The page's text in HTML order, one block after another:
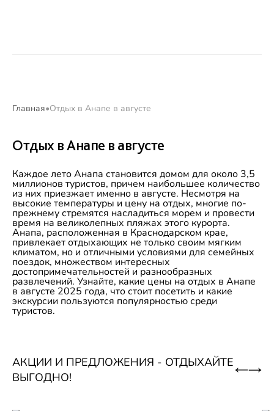
Главная Отдых в Анапе в августе
Отдых в Анапе в августе
Каждое лето Анапа становится домом для около 3,5
миллионов туристов, причем наибольшее количество
из них приезжает именно в августе. Несмотря на
высокие температуры и цену на отдых, многие по-
прежнему стремятся насладиться морем и провести
время на великолепных пляжах этого курорта.
Анапа, расположенная в Краснодарском крае,
привлекает отдыхающих не только своим мягким
климатом, но и отличными условиями для семейных
поездок, множеством интересных
достопримечательностей и разнообразных
развлечений. Узнайте, какие цены на отдых в Анапе
в августе 2025 года, что стоит посетить и какие
экскурсии пользуются популярностью среди
туристов.
АКЦИИ И ПРЕДЛОЖЕНИЯ - ОТДЫХАЙТЕ
ВЫГОДНО!